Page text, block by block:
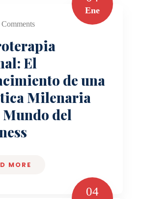
Ene
El
de una
Milenaria
Mundo del
MORE
04